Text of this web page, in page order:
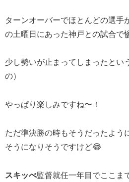
ターンオーバーでほとんどの選手
の土曜日にあった神戸との試合で
少し勢いが止まってしまったとい
の）
やっぱり楽しみですね〜！
ただ準決勝の時もそうだったよう
そうになりそうですけど😂
スキッべ監督就任一年目でここま